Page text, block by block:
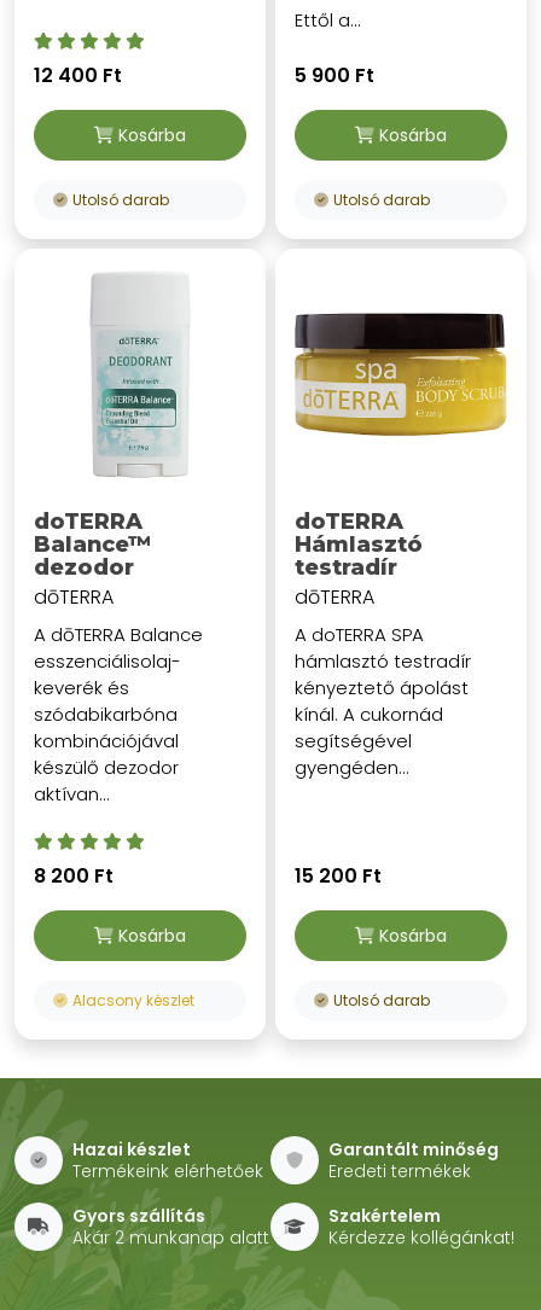
12 400 Ft
Kosárba
Utolsó darab
Ettől a...
5 900 Ft
Kosárba
Utolsó darab
doTERRA
Balance™
dezodor
dōTERRA
A dōTERRA Balance
esszenciálisolaj-
keverék és
szódabikarbóna
kombinációjával
készülő dezodor
aktívan...
8 200 Ft
Kosárba
Alacsony készlet
doTERRA
Hámlasztó
testradír
dōTERRA
A doTERRA SPA
hámlasztó testradír
kényeztető ápolást
kínál. A cukornád
segítségével
gyengéden...
15 200 Ft
Kosárba
Utolsó darab
Hazai készlet
Termékeink elérhetőek
Garantált minőség
Eredeti termékek
Gyors szállítás
Akár 2 munkanap alatt
Szakértelem
Kérdezze kollégánkat!